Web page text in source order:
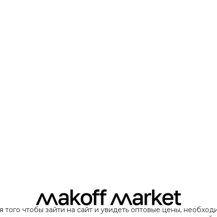
того чтобы зайти на сайт и увидеть оптовые цены,